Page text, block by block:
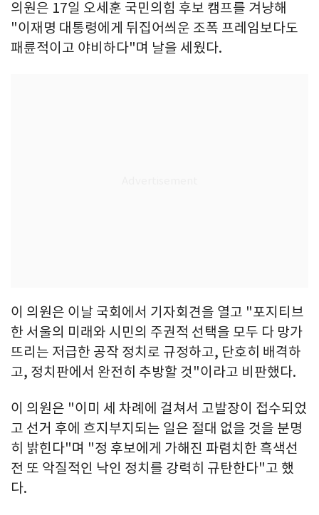
의원은 17일 오세훈 국민의힘 후보 캠프를 겨냥해
"이재명 대통령에게 뒤집어씌운 조폭 프레임보다도
패륜적이고 야비하다"며 날을 세웠다.
이 의원은 이날 국회에서 기자회견을 열고 "포지티브
한 서울의 미래와 시민의 주권적 선택을 모두 다 망가
뜨리는 저급한 공작 정치로 규정하고, 단호히 배격하
고, 정치판에서 완전히 추방할 것"이라고 비판했다.
이 의원은 "이미 세 차례에 걸쳐서 고발장이 접수되었
고 선거 후에 흐지부지되는 일은 절대 없을 것을 분명
히 밝힌다"며 "정 후보에게 가해진 파렴치한 흑색선
전 또 악질적인 낙인 정치를 강력히 규탄한다"고 했
다.